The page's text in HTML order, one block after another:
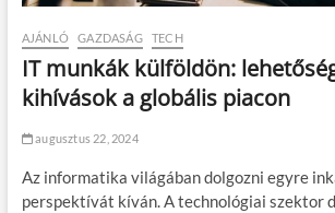
AJÁNLÓ GAZDASÁG TECH
IT munkák külföldön:
kihívások a globális piacon
augusztus 22, 2024
Az informatika világában dolgozni egyre
perspektívát kíván. A technológiai szektor